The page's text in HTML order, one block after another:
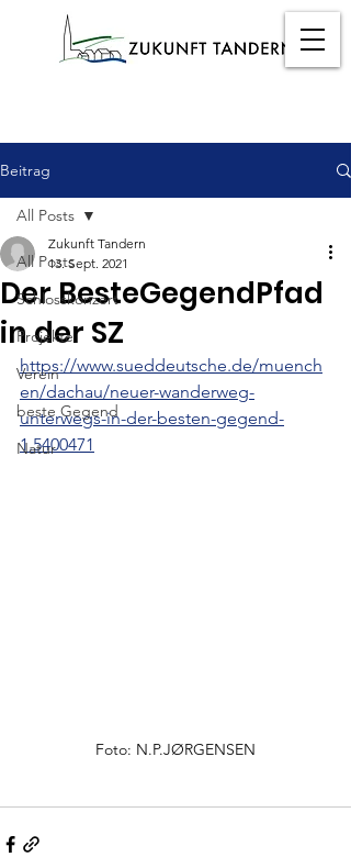
Beitrag
All Posts
Schlosskonzert
Projekte
Verein
beste Gegend
Natur
All Posts
Der BesteGegendPfad
in der SZ
Zukunft Tandern
13. Sept. 2021
https://www.sueddeutsche.de/muench
en/dachau/neuer-wanderweg-
unterwegs-in-der-besten-gegend-
1.5400471
Foto: N.P.JØRGENSEN